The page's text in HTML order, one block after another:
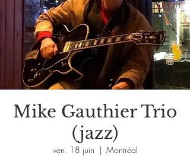
Mike Gauthier Trio
(jazz)
ven. 18 juin
  |
Montréal